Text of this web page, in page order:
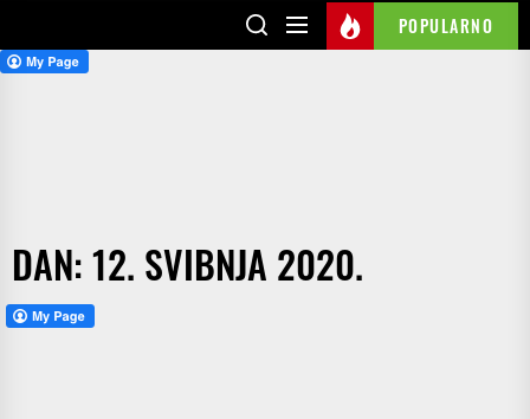
POPULARNO
DAN:12. SVIBNJA 2020.